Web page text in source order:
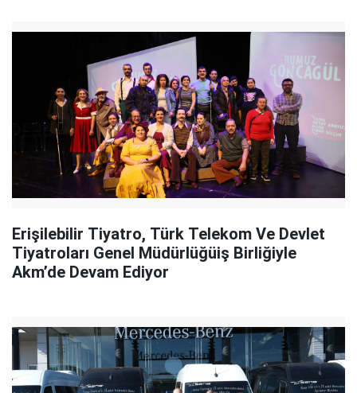
Erişilebilir Tiyatro, Türk Telekom Ve Devlet
Tiyatroları Genel Müdürlüğüiş Birliğiyle
Akm’de Devam Ediyor